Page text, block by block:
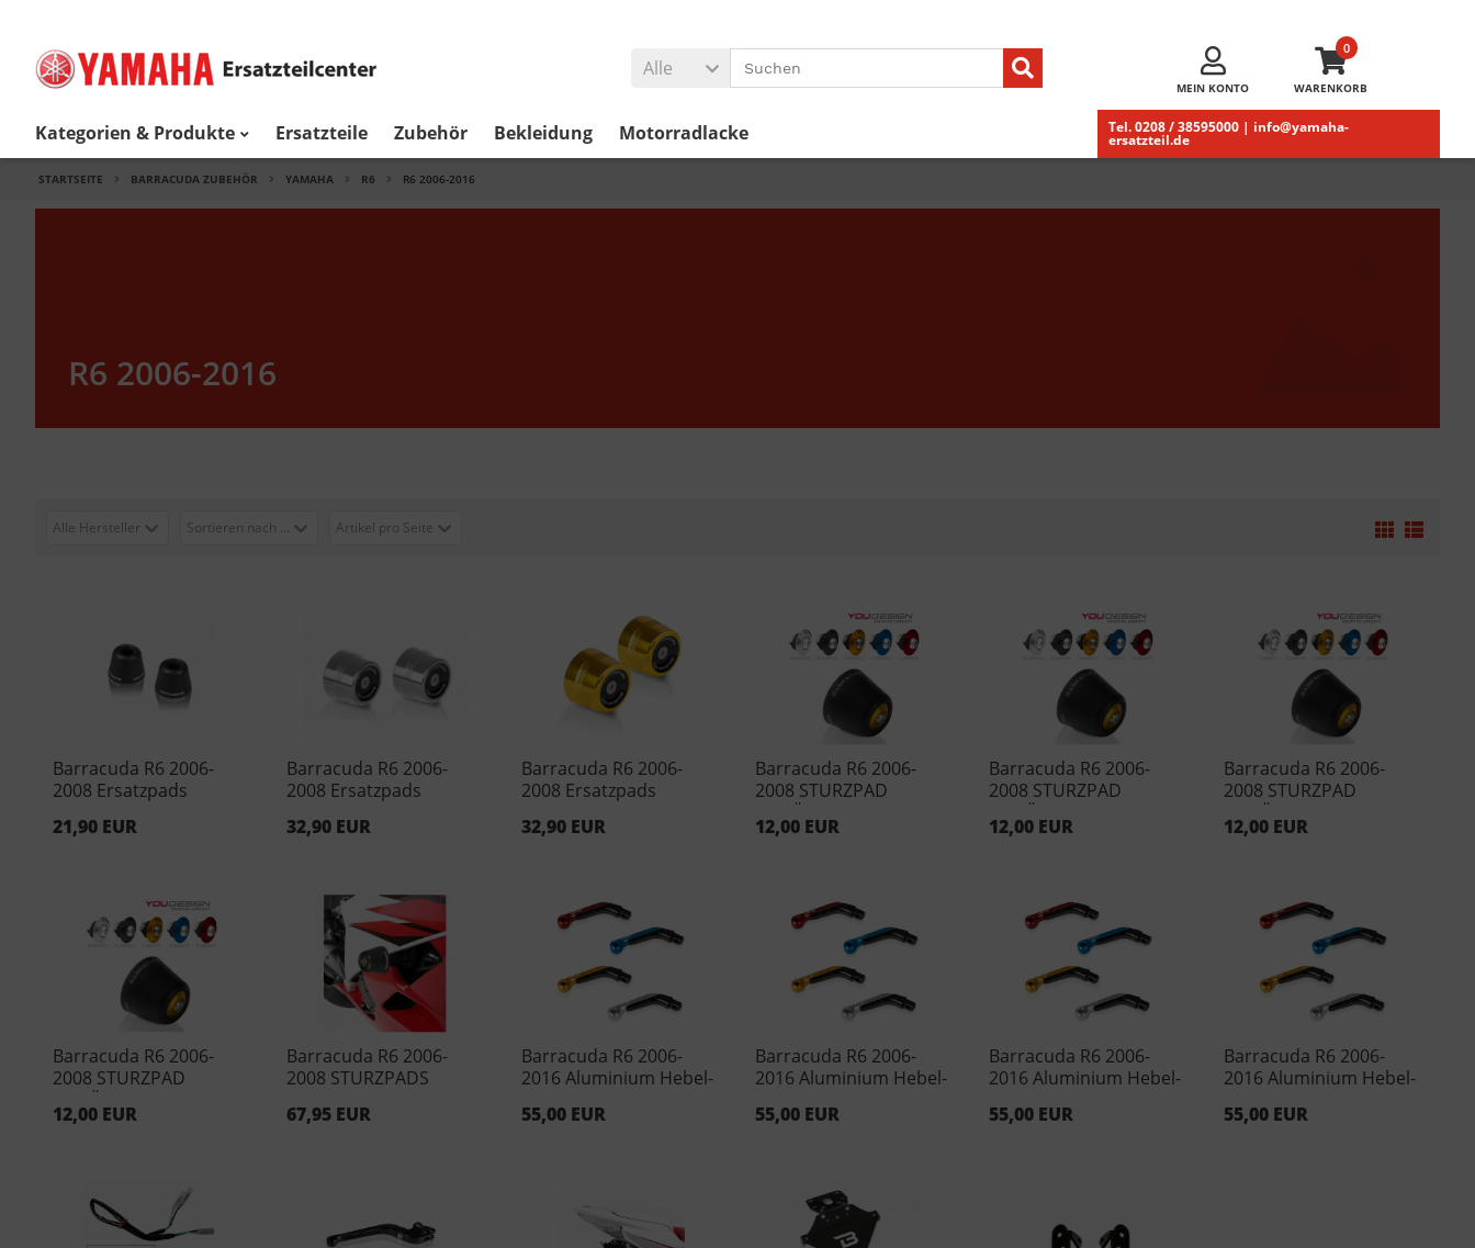
Alle
MEIN KONTO
0
WARENKORB
Kategorien & Produkte Ersatzteile Zubehör Bekleidung Motorradlacke Tel. 0208 / 38595000 | info@yamaha-
ersatzteil.de
STARTSEITE BARRACUDA ZUBEHÖR YAMAHA R6 R6 2006-2016
R6 2006-2016
Alle Hersteller Sortieren nach ... Artikel pro Seite
Barracuda R6 2006-
2008 Ersatzpads
21,90 EUR
Barracuda R6 2006-
2008 Ersatzpads
(Paar)
32,90 EUR
Barracuda R6 2006-
2008 Ersatzpads
32,90 EUR
Barracuda R6 2006-
2008 STURZPAD
EINSÄTZE BLAU (Paar)
12,00 EUR
Barracuda R6 2006-
2008 STURZPAD
EINSÄTZE Rot (Paar)
12,00 EUR
Barracuda R6 2006-
2008 STURZPAD
EINSÄTZE Schwarz
(Paar)
12,00 EUR
Barracuda R6 2006-
2008 STURZPAD
EINSÄTZE Silber ( Paar )
12,00 EUR
Barracuda R6 2006-
2008 STURZPADS
67,95 EUR
Barracuda R6 2006-
2016 Aluminium Hebel-
55,00 EUR
Barracuda R6 2006-
2016 Aluminium Hebel-
55,00 EUR
Barracuda R6 2006-
2016 Aluminium Hebel-
55,00 EUR
Barracuda R6 2006-
2016 Aluminium Hebel-
(Paar)
55,00 EUR